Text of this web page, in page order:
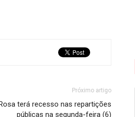
Próximo artigo
terá recesso nas repartições
públicas na segunda-feira (6)